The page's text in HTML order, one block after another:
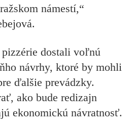
námestí,“
dostali voľnú
návrhy, ktoré by mohli
ďalšie prevádzky.
ako bude redizajn
ekonomickú návratnosť.